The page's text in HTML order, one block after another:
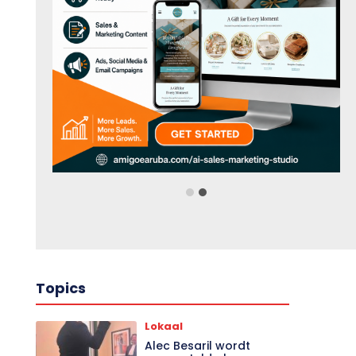
Topics
Lokaal
Alec Besaril wordt